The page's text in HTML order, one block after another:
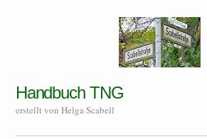
Handbuch TNG
erstellt von Helga Scabell